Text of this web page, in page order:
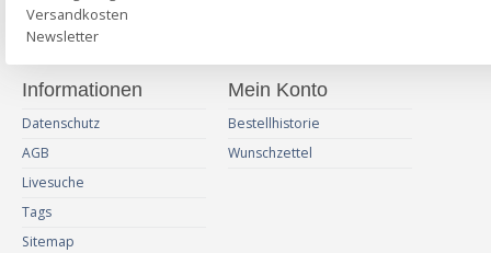
Versandkosten
Newsletter
Informationen
Datenschutz
AGB
Livesuche
Tags
Sitemap
Mein Konto
Bestellhistorie
Wunschzettel